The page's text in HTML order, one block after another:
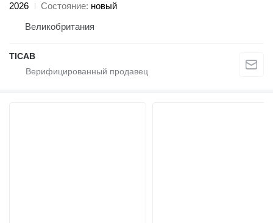
2026
Состояние новый
Великобритания
TICAB